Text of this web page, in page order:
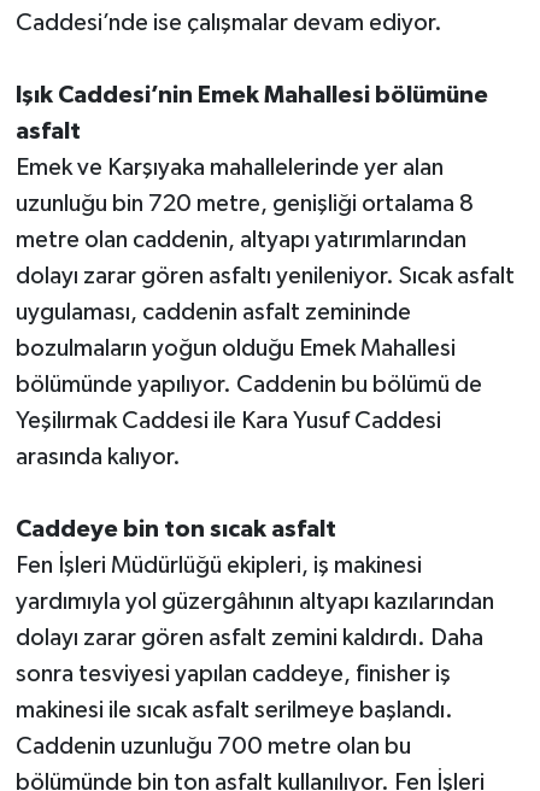
Caddesi’nde ise çalışmalar devam ediyor.
Işık Caddesi’nin Emek Mahallesi bölümüne
asfalt
Emek ve Karşıyaka mahallelerinde yer alan
uzunluğu bin 720 metre, genişliği ortalama 8
metre olan caddenin, altyapı yatırımlarından
dolayı zarar gören asfaltı yenileniyor. Sıcak asfalt
uygulaması, caddenin asfalt zemininde
bozulmaların yoğun olduğu Emek Mahallesi
bölümünde yapılıyor. Caddenin bu bölümü de
Yeşilırmak Caddesi ile Kara Yusuf Caddesi
arasında kalıyor.
Caddeye bin ton sıcak asfalt
Fen İşleri Müdürlüğü ekipleri, iş makinesi
yardımıyla yol güzergâhının altyapı kazılarından
dolayı zarar gören asfalt zemini kaldırdı. Daha
sonra tesviyesi yapılan caddeye, finisher iş
makinesi ile sıcak asfalt serilmeye başlandı.
Caddenin uzunluğu 700 metre olan bu
bölümünde bin ton asfalt kullanılıyor. Fen İşleri
Turizm
Yaşam